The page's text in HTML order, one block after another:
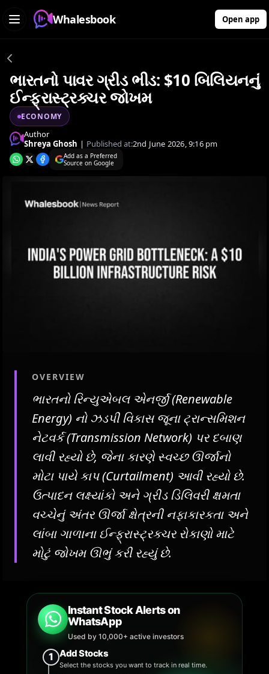
Whalesbook Open app
ભારતનો પાવર ગ્રીડ ભીડ: $10 બિલિયનનું
ઈન્ફ્રાસ્ટ્રક્ચર જોખમ
ECONOMY
Author
Shreya Ghosh | Published at:2nd June 2026, 9:16 pm
Add as a Preferred
Source on Google
OVERVIEW
ભારતનો રિન્યુએબલ એનર્જી (Renewable
Energy) નો ઝડપી વિકાસ જૂના ટ્રાન્સમિશન
નેટવર્ક (Transmission Network) પર દબાણ
લાવી રહ્યો છે, જેના કારણે સ્વચ્છ ઊર્જાનો
મોટા પાયે કાપ (Curtailment) આવી રહ્યો છે.
ઉત્પાદન લક્ષ્યાંકો અને ગ્રીડ ડિલિવરી ક્ષમતા
વચ્ચેનું અંતર ઊર્જા ક્ષેત્રની નફાકારકતા અને
લાંબા ગાળાના ઈન્ફ્રાસ્ટ્રક્ચર રોકાણો માટે
મોટું જોખમ ઊભું કરી રહ્યું છે.
Instant Stock Alerts on
WhatsApp
Used by 10,000+ active investors
1 Add Stocks
Select the stocks you want to track in real time.